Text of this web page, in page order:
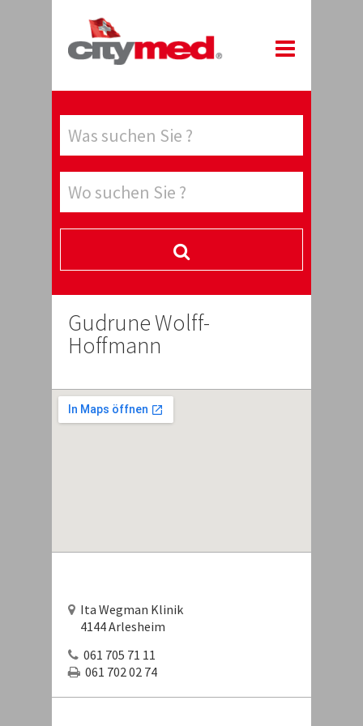
Gudrune Wolff-
Hoffmann
Ita Wegman Klinik
4144 Arlesheim
061 705 71 11
061 702 02 74